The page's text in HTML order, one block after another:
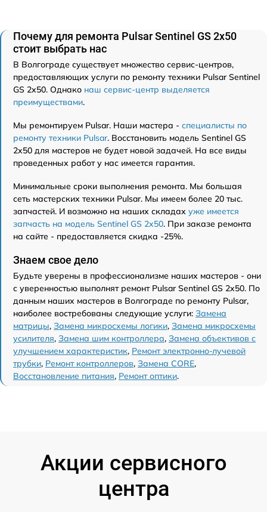
Почему для ремонта Pulsar Sentinel GS 2x50
стоит выбрать нас
В Волгограде существует множество сервис-центров,
предоставляющих услуги по ремонту техники Pulsar Sentinel
GS 2x50. Однако наш сервис-центр выделяется
преимуществами.
Мы ремонтируем Pulsar. Наши мастера - специалисты по
ремонту техники Pulsar. Восстановить модель Sentinel GS
2x50 для мастеров не будет новой задачей. На все виды
проведенных работ у нас имеется гарантия.
Минимальные сроки выполнения ремонта. Мы большая
сеть мастерских техники Pulsar. Мы имеем более 20 тыс.
запчастей. И возможно на наших складах уже имеется
запчасть на модель Sentinel GS 2x50. При заказе ремонта
на сайте - предоставляется скидка -25%.
Знаем свое дело
Будьте уверены в профессионализме наших мастеров - они
с уверенностью выполнят ремонт Pulsar Sentinel GS 2x50. По
данным наших мастеров в Волгограде по ремонту Pulsar,
наиболее востребованы следующие услуги: Замена
матрицы, Замена микросхемы логики, Замена микросхемы
усилителя, Замена шим контроллера, Замена объективов с
улучшением характеристик, Ремонт электронно-лучевой
трубки, Ремонт контроллеров, Замена CORE,
Восстановление питания, Ремонт оптики.
Акции сервисного
центра